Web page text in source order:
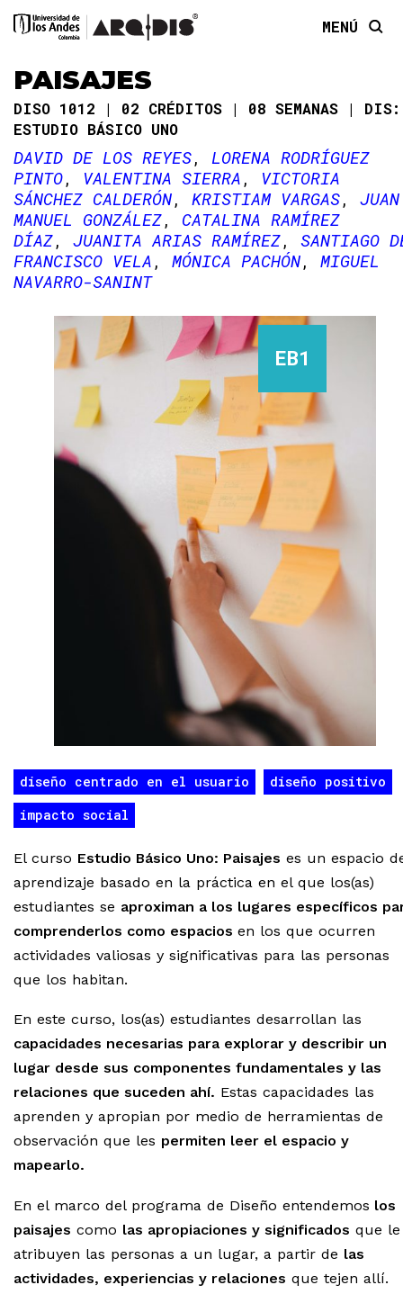
MENÚ
PAISAJES
DISO 1012 02 CRÉDITOS 08 SEMANAS
DIS:
ESTUDIO BÁSICO UNO
DAVID DE LOS REYES
LORENA RODRÍGUEZ
PINTO
VALENTINA SIERRA
VICTORIA
SÁNCHEZ CALDERÓN
KRISTIAM VARGAS
JUAN
MANUEL GONZÁLEZ
CATALINA RAMÍREZ
DÍAZ
JUANITA ARIAS RAMÍREZ
SANTIAGO
FRANCISCO VELA
MÓNICA PACHÓN
MIGUEL
NAVARRO-SANINT
EB1
diseño centrado en el usuario
diseño positivo
impacto social
El curso Estudio Básico Uno: Paisajes es un espacio
aprendizaje basado en la práctica en el que los(as)
estudiantes se aproximan a los lugares específicos
comprenderlos como espacios en los que ocurren
actividades valiosas y significativas para las personas
que los habitan.
En este curso, los(as) estudiantes desarrollan las
capacidades necesarias para explorar y describir un
lugar desde sus componentes fundamentales y las
relaciones que suceden ahí. Estas capacidades las
aprenden y apropian por medio de herramientas de
observación que les permiten leer el espacio y
mapearlo.
En el marco del programa de Diseño entendemos los
paisajes como las apropiaciones y significados que le
atribuyen las personas a un lugar, a partir de las
actividades, experiencias y relaciones que tejen allí.